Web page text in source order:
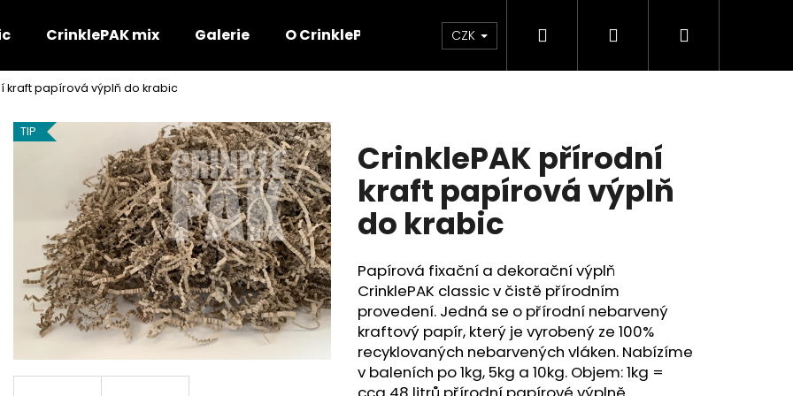
CrinklePAK mix Galerie O CrinklePAK Kontakty
CZK Hledat PřihlášeníNákupní
kraft papírová výplň do krabic
CrinklePAK přírodní
kraft papírová výplň
do krabic
Papírová fixační a dekorační výplň
CrinklePAK classic v čistě přírodním
provedení. Jedná se o přírodní nebarvený
kraftový papír, který je vyrobený ze 100%
recyklovaných nebarvených vláken. Nabízíme
v baleních po 1kg, 5kg a 10kg. Objem: 1kg =
TIP
Co potřebujete najít?
HLEDAT
Doporučujeme